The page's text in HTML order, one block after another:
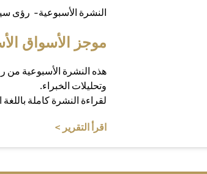
النشرة الأسبوعية- رؤى
موجز الأسواق
هذه النشرة الأسبوعية من
وتحليلات الخبراء.
لقراءة النشرة كاملة
اقرأ التقرير >